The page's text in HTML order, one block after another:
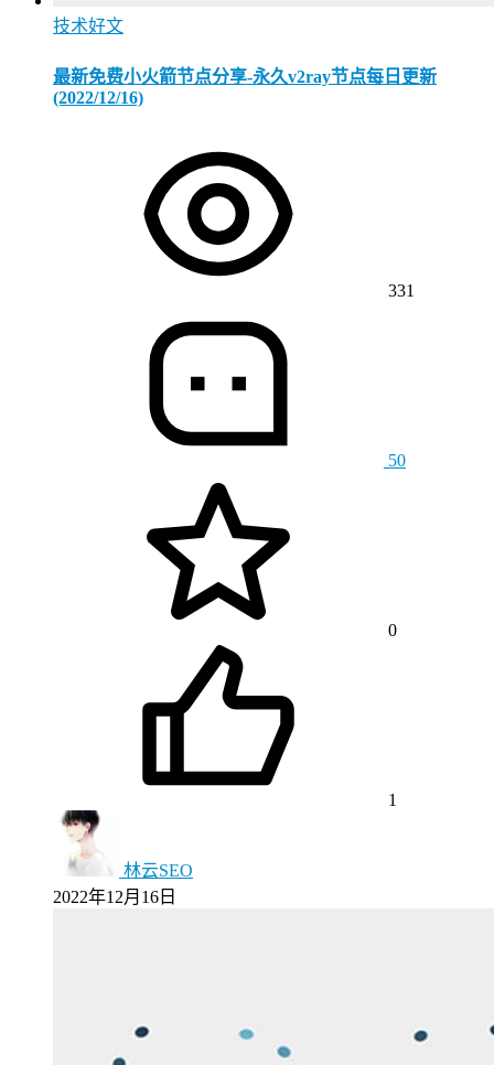
技术好文
最新免费小火箭节点分享-永久v2ray节点每日更新
(2022/12/16)
331
50
0
1
林云SEO
2022年12月16日